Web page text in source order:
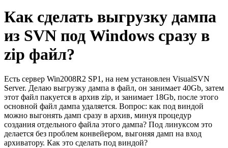
Как сделать выгрузку дампа
из SVN под Windows сразу в
zip файл?
Есть сервер Win2008R2 SP1, на нем установлен VisualSVN
Server. Делаю выгрузку дампа в файл, он занимает 40Gb, затем
этот файл пакуется в архив zip, и занимает 18Gb, после этого
основной файл дампа удаляется. Вопрос: как под виндой
можно выгонять дамп сразу в архив, минуя процедур
создания отдельного файла этого дампа? Под линуксом это
делается без проблем конвейером, выгоняя дамп на вход
архиватору. Как это сделать под виндой?